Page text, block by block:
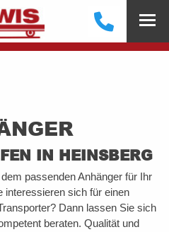
IN HEINSBERG
passenden Anhänger für Ihr
interessieren sich für einen
Dann lassen Sie sich
beraten. Qualität und